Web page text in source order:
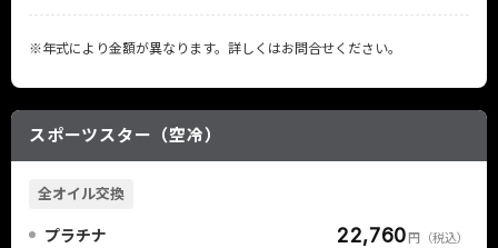
※年式により金額が異なります。詳しくはお問合せください。
スポーツスター（空冷）
全オイル交換
プラチナ 22,760円（税込）